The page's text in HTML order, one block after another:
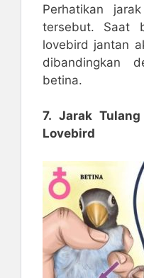
Perhatikan
tersebut. Saat
lovebird jantan
dibandingkan
betina.
7. Jarak
Lovebird